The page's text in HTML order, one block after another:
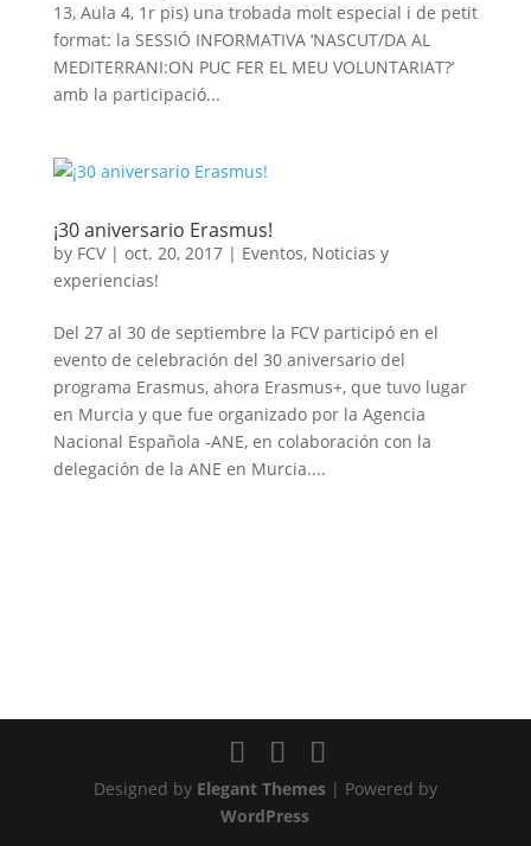
13, Aula 4, 1r pis) una trobada molt especial i de petit
format: la SESSIÓ INFORMATIVA ‘NASCUT/DA AL
MEDITERRANI:ON PUC FER EL MEU VOLUNTARIAT?’
amb la participació...
¡30 aniversario Erasmus!
by FCV| oct. 20, 2017| Eventos, Noticias y
experiencias!
Del 27 al 30 de septiembre la FCV participó en el
evento de celebración del 30 aniversario del
programa Erasmus, ahora Erasmus+, que tuvo lugar
en Murcia y que fue organizado por la Agencia
Nacional Española -ANE, en colaboración con la
delegación de la ANE en Murcia....
Designed by Elegant Themes| Powered by
WordPress